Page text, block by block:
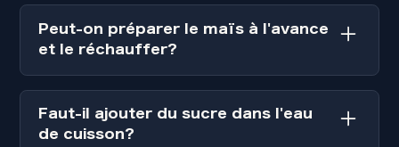
Peut-on préparer le maïs à l'avance
et le réchauffer?
Ce n'est pas idéal. Le maïs perd sa texture
croquante et sa douceur en refroidissant. Si
vraiment nécessaire, conservez-le dans l'eau
Faut-il ajouter du sucre dans l'eau
de cuisson?